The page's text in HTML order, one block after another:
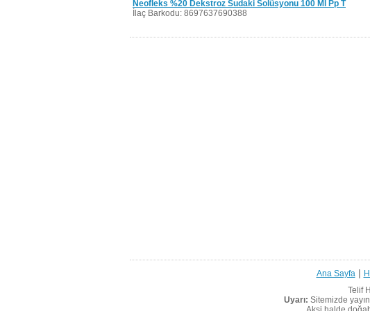
Neofleks %20 Dekstroz Sudaki Solüsyonu 100 Ml Pp T
İlaç Barkodu: 8697637690388
Ana Sayfa |
Telif
Uyarı: Sitemizde